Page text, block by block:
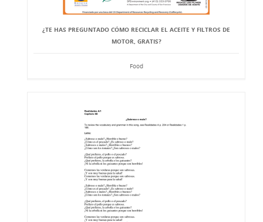
¿TE HAS PREGUNTADO CÓMO RECICLAR EL ACEITE Y FILTROS DE
MOTOR, GRATIS?
Food